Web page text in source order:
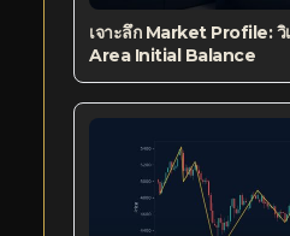
เจาะลึก Market Profile: วิ
Area Initial Balance